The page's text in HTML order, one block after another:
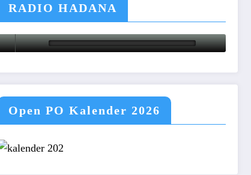
RADIO HADANA
Open PO Kalender 2026